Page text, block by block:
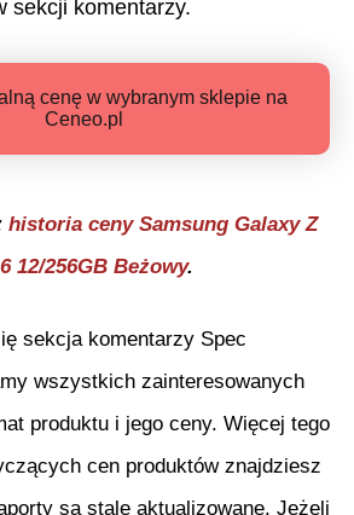
sekcji komentarzy.
cenę w wybranym sklepie na
Ceneo.pl
historia ceny Samsung Galaxy Z
12/256GB Beżowy.
sekcja komentarzy Spec
wszystkich zainteresowanych
produktu i jego ceny. Więcej tego
cen produktów znajdziesz
są stale aktualizowane. Jeżeli